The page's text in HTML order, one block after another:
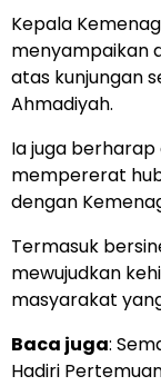
Kepala
menyampaikan
atas kunjungan
Ahmadiyah.
Ia juga
mempererat
dengan
Termasuk
mewujudkan
masyarakat
Baca juga:
Hadiri